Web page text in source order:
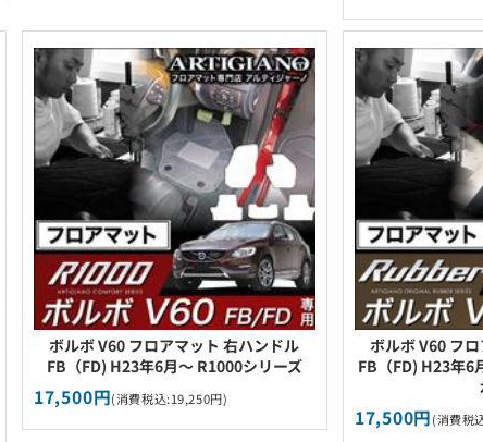
ボルボ V60 フロアマット 右ハンドル
FB（FD) H23年6月～ R1000シリーズ
17,500円(消費税込:19,250円)
ボルボ V60 フ
FB（FD) H23年6
17,500円(消費税